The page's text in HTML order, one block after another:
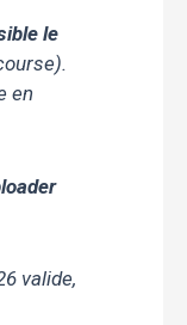
le
en
valide,